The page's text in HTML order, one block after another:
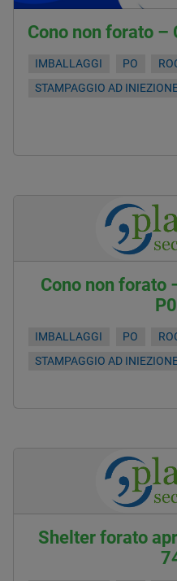
Cono non forato –
IMBALLAGGI PO
STAMPAGGIO AD
Cono non forato
IMBALLAGGI PO
STAMPAGGIO AD
Shelter forato